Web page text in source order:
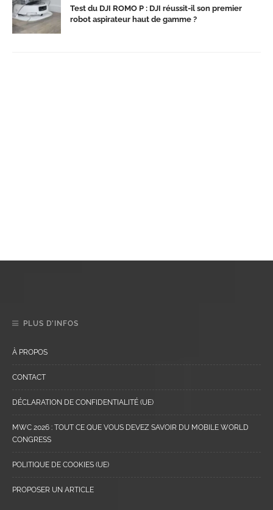
Test du DJI ROMO P : DJI réussit-il son premier
robot aspirateur haut de gamme ?
PLUS D’INFOS
À PROPOS
CONTACT
DÉCLARATION DE CONFIDENTIALITÉ (UE)
MWC 2026 : TOUT CE QUE VOUS DEVEZ SAVOIR DU MOBILE WORLD
CONGRESS
POLITIQUE DE COOKIES (UE)
PROPOSER UN ARTICLE